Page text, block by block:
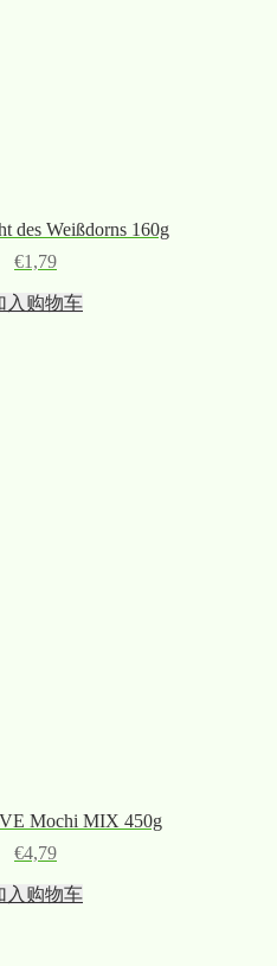
des Weißdorns 160g
€1,79
入购物车
Mochi MIX 450g
€4,79
入购物车